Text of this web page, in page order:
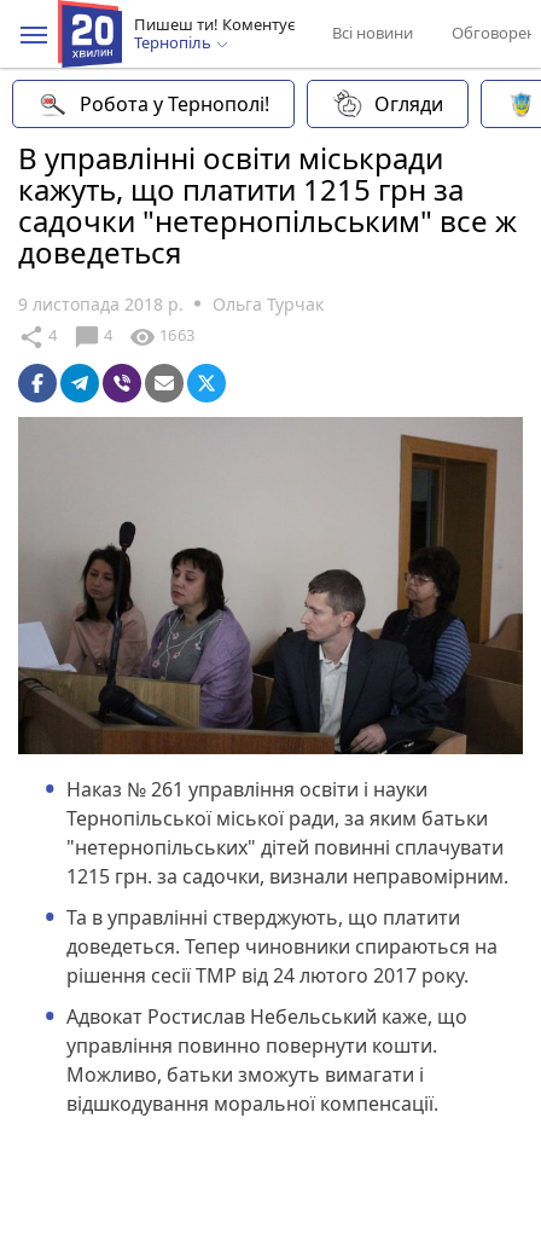
Пишеш ти! Коментує
Тернопіль
Всі новини
Робота у Тернополі! Огляди
В управлінні освіти міськради
кажуть, що платити 1215 грн за
садочки "нетернопільським" все ж
доведеться
9 листопада 2018 р. Ольга Турчак
share 4 chat_bubble 4 visibility 1663
Наказ № 261 управління освіти і науки
Тернопільської міської ради, за яким батьки
"нетернопільських" дітей повинні сплачувати
1215 грн. за садочки, визнали неправомірним.
Та в управлінні стверджують, що платити
доведеться. Тепер чиновники спираються на
рішення сесії ТМР від 24 лютого 2017 року.
Адвокат Ростислав Небельський каже, що
управління повинно повернути кошти.
Можливо, батьки зможуть вимагати і
відшкодування моральної компенсації.